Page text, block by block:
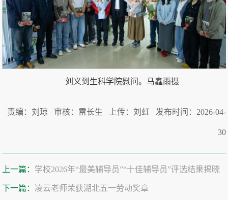
刘义到生科学院慰问。 马鑫雨摄
责编：刘琼 审核：雷长生 上传：刘虹 发布时间：2026-04-
30
上一篇： 学校2026年“最美辅导员”“十佳辅导员”评选结果揭晓
下一篇： 凌云老师荣获湖北五一劳动奖章